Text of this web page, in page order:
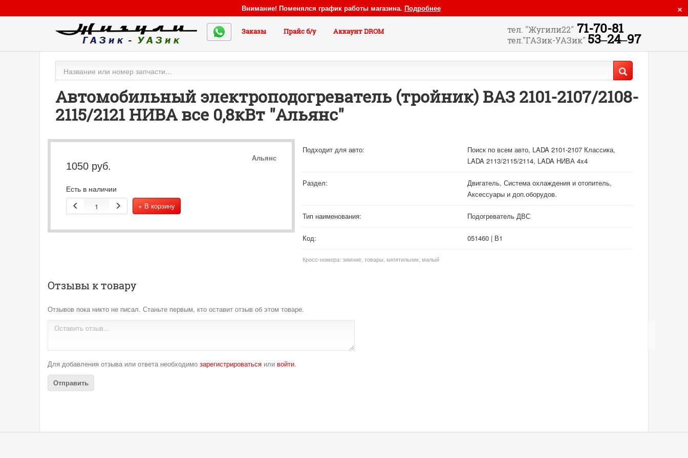
×
Внимание! Поменялся график работы магазина. Подробнее
Заказы Прайс б/у Аккаунт DROM тел. "Жугили22" 71-70-81
тел."ГАЗик-УАЗик" 53‒24‒97
Автомобильный электроподогреватель (тройник) ВАЗ 2101-2107/2108-
2115/2121 НИВА все 0,8кВт "Альянс"
1050 руб.
Альянс
Есть в наличии
+ В корзину
Подходит для авто:
Поиск по всем авто, LADA 2101-2107 Классика,
LADA 2113/2115/2114, LADA НИВА 4x4
Раздел:
Двигатель, Система охлаждения и отопитель,
Аксессуары и доп.оборудов.
Тип наименования: Подогреватель ДВС
Код: 051460 | В1
Кросс-номера: зимние, товары, кипятильник, малый
Отзывы к товару
Отзывов пока никто не писал. Станьте первым, кто оставит отзыв об этом товаре.
Для добавления отзыва или ответа необходимо зарегистрироваться или войти.